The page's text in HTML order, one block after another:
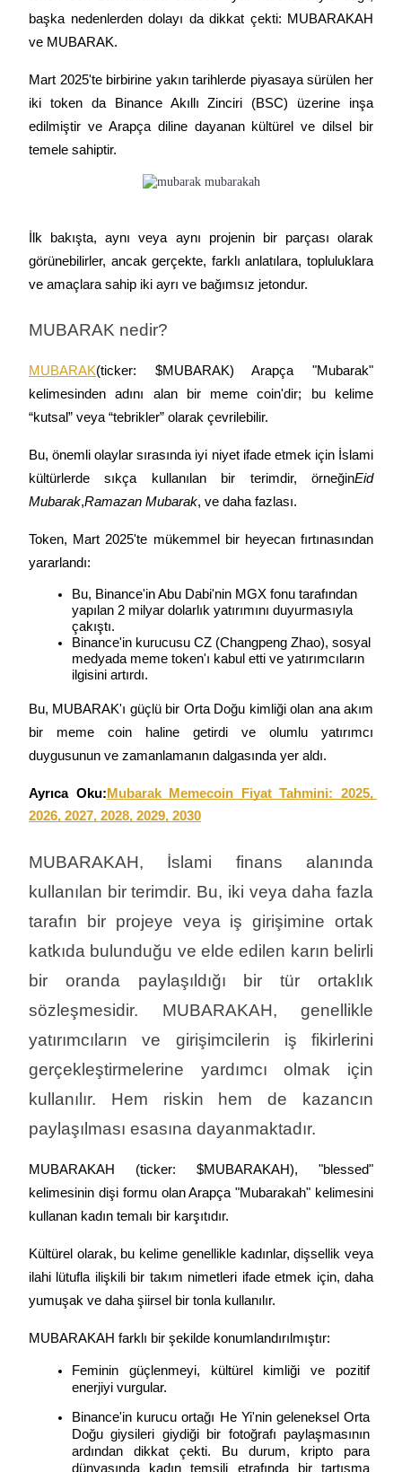
BTC Flexible Staking | Daily Rewards
Daha Fazla Etkinlik
Ödül Merkezi
Giriş yapÜye ol
başka nedenlerden dolayı da dikkat çekti: MUBARAKAH
ve MUBARAK.
Mart 2025'te birbirine yakın tarihlerde piyasaya sürülen her
iki token da Binance Akıllı Zinciri (BSC) üzerine inşa
edilmiştir ve Arapça diline dayanan kültürel ve dilsel bir
temele sahiptir.
İlk bakışta, aynı veya aynı projenin bir parçası olarak
görünebilirler, ancak gerçekte, farklı anlatılara, topluluklara
ve amaçlara sahip iki ayrı ve bağımsız jetondur.
MUBARAK nedir?
MUBARAK(ticker: $MUBARAK) Arapça "Mubarak"
kelimesinden adını alan bir meme coin'dir; bu kelime
“kutsal” veya “tebrikler” olarak çevrilebilir.
Bu, önemli olaylar sırasında iyi niyet ifade etmek için İslami
kültürlerde sıkça kullanılan bir terimdir, örneğinEid
Mubarak,Ramazan Mubarak, ve daha fazlası.
Token, Mart 2025'te mükemmel bir heyecan fırtınasından
yararlandı:
Bu, Binance'in Abu Dabi'nin MGX fonu tarafından
yapılan 2 milyar dolarlık yatırımını duyurmasıyla
çakıştı.
Binance'in kurucusu CZ (Changpeng Zhao), sosyal
medyada meme token'ı kabul etti ve yatırımcıların
ilgisini artırdı.
Bu, MUBARAK'ı güçlü bir Orta Doğu kimliği olan ana akım
bir meme coin haline getirdi ve olumlu yatırımcı
duygusunun ve zamanlamanın dalgasında yer aldı.
Ayrıca Oku: Mubarak Memecoin Fiyat Tahmini: 2025,
2026, 2027, 2028, 2029, 2030
MUBARAKAH, İslami finans alanında
kullanılan bir terimdir. Bu, iki veya daha fazla
tarafın bir projeye veya iş girişimine ortak
katkıda bulunduğu ve elde edilen karın belirli
bir oranda paylaşıldığı bir tür ortaklık
sözleşmesidir. MUBARAKAH, genellikle
yatırımcıların ve girişimcilerin iş fikirlerini
gerçekleştirmelerine yardımcı olmak için
kullanılır. Hem riskin hem de kazancın
paylaşılması esasına dayanmaktadır.
MUBARAKAH (ticker: $MUBARAKAH), "blessed"
kelimesinin dişi formu olan Arapça "Mubarakah" kelimesini
kullanan kadın temalı bir karşıtıdır.
Kültürel olarak, bu kelime genellikle kadınlar, dişsellik veya
ilahi lütufla ilişkili bir takım nimetleri ifade etmek için, daha
yumuşak ve daha şiirsel bir tonla kullanılır.
MUBARAKAH farklı bir şekilde konumlandırılmıştır:
Feminin güçlenmeyi, kültürel kimliği ve pozitif
enerjiyi vurgular.
Binance'in kurucu ortağı He Yi'nin geleneksel Orta
Doğu giysileri giydiği bir fotoğrafı paylaşmasının
ardından dikkat çekti. Bu durum, kripto para
dünyasında kadın temsili etrafında bir tartışma